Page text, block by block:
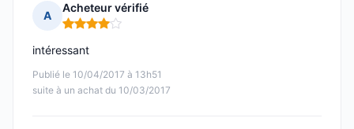
A
Acheteur vérifié
Note : 4 sur 5
Publié le 10/04/2017 à 13h51
suite à un achat du 10/03/2017
intéressant